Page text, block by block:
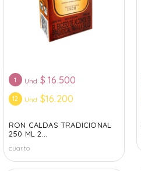
1 Und $ 16.500
12 Und $16.200
RON CALDAS TRADICIONAL
250 ML 2...
cuarto